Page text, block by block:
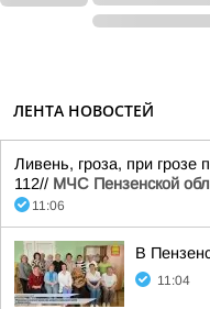
ЛЕНТА НОВОСТЕЙ
Ливень, гроза, при
112// МЧС Пензенской
11:06
В
11:04